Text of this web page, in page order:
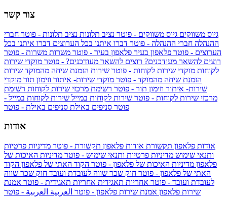
צור קשר
גיוס משווקים גיוס משווקים - פוטר נציב תלונות נציב תלונות - פוטר חברי
ההנהלה חברי ההנהלה - פוטר דברו איתנו בכל הערוצים דברו איתנו בכל
הערוצים - פוטר פלאפון בעיר פלאפון בעיר - פוטר משרות משרות - פוטר
רוצים להשאר מעודכנים? רוצים להשאר מעודכנים? - פוטר מוקדי שירות
לקוחות מוקדי שירות לקוחות - פוטר שירות הזמנת שיחה מהמוקד שירות
הזמנת שיחה מהמוקד - פוטר מוקדי שירות- איתור וזימון תור מוקדי
שירות- איתור וזימון תור - פוטר רשימת מרכזי שירות לקוחות רשימת
מרכזי שירות לקוחות - פוטר שירות לקוחות במייל שירות לקוחות במייל -
פוטר סניפים באילת סניפים באילת - פוטר
אודות
אודות פלאפון תקשורת אודות פלאפון תקשורת - פוטר מדיניות פרטיות
ותנאי שימוש מדיניות פרטיות ותנאי שימוש - פוטר מדיניות האיכות של
פלאפון מדיניות האיכות של פלאפון - פוטר הקוד האתי של פלאפון הקוד
האתי של פלאפון - פוטר חוק שכר שווה לעובדת ועובד חוק שכר שווה
לעובדת ועובד - פוטר אחריות תאגידית אחריות תאגידית - פוטר אמנת
שירות פלאפון אמנת שירות פלאפון - פוטר العربية العربية - פוטר